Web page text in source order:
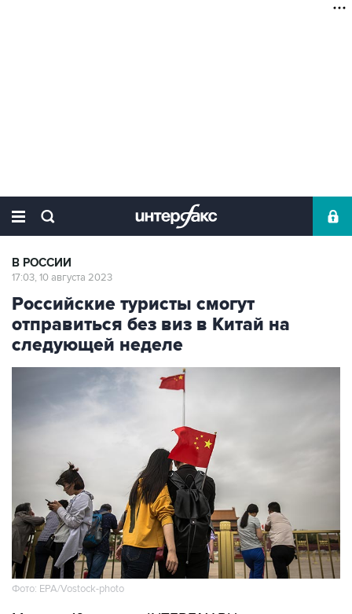
В РОССИИ
17:03, 10 августа 2023
Российские туристы смогут
отправиться без виз в Китай на
следующей неделе
Фото: EPA/Vostock-photo